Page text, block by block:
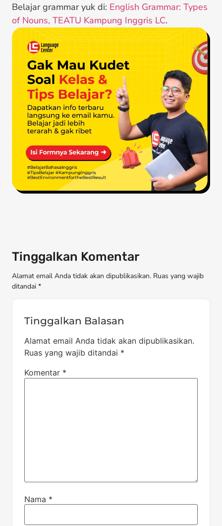
Belajar grammar yuk di: English Grammar: Types
of Nouns, TEATU Kampung Inggris LC.
Tinggalkan Komentar
Alamat email Anda tidak akan dipublikasikan. Ruas yang wajib
ditandai *
Tinggalkan Balasan
Alamat email Anda tidak akan dipublikasikan.
Ruas yang wajib ditandai *
Komentar *
Nama *